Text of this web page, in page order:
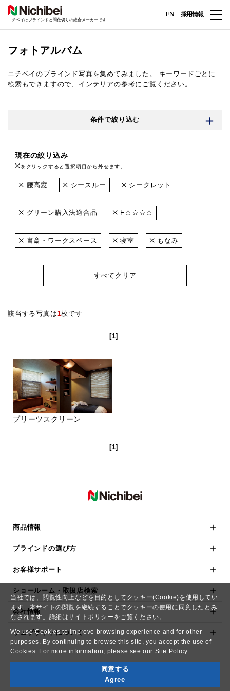
当社では、閲覧性向上などを目的としてクッキー(Cookie)を使用してい
ます。本サイトの閲覧を継続することでクッキーの使用に同意したとみ
なされます。詳細はサイトポリシー をご覧ください。
We use Cookies to improve browsing experience and for other
purposes. By continuing to browse this site, you accept the use of
Cookies. For more information, please see our Site Policy.
同意する
Agree
ニチベイはブラインドと間仕切りの総合メーカーです
EN 採用情報
フォトアルバム
ニチベイのブラインド写真を集めてみました。
キーワードごとに
検索もできますので、インテリアの参考にご覧ください。
条件で絞り込む
現在の絞り込み
をクリックすると選択項目から外せます。
腰高窓 シースルー シークレット
グリーン購入法適合品 F☆☆☆☆
書斎・ワークスペース 寝室 もなみ
すべてクリア
該当する写真は1枚です
[1]
プリーツスクリーン
[1]
商品情報
ブラインドの選び方
お客様サポート
ショールーム・取扱店検索
会社情報
ウェブサイトについて
Copyright© NICHIBEI CO.,LTD. All Rights Reserved.